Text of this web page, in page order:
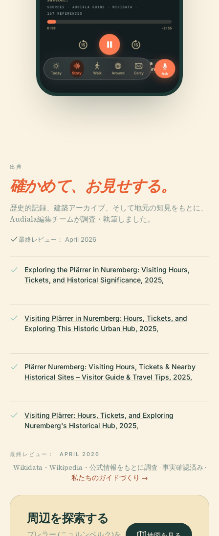
出典
確かめて、お見せする。
歴史的記録、建築アーカイブ、そして地元の知見をもとに、
Audiala編集チームが調査・執筆しました。
最終レビュー： April 2026
Exploring the Plärrer in Nuremberg: Visiting Hours,
Tickets, and Historical Significance, 2025,
Visiting Plärrer in Nuremberg: Hours, Tickets, and
Exploring This Historic Urban Hub, 2025,
Plärrer Nuremberg: Visiting Hours, Tickets & Nearby
Historical Sites – Visitor Guide & Travel Tips, 2025,
Visiting Plärrer: Hours, Tickets, and Exploring
Nuremberg's Historical Hub, 2025,
最終レビュー： APRIL 2026
Wikidata・Wikipedia・公式情報をもとに調査 · 事実確認済み ·
私たちのガイドづくり →
周辺を探索する